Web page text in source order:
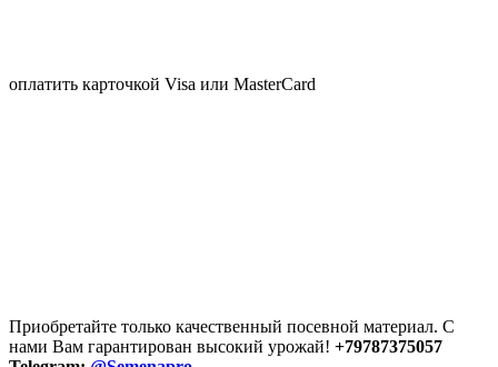
оплатить карточкой Visa или MasterCard
Приобретайте только качественный посевной материал. С
нами Вам гарантирован высокий урожай! +79787375057